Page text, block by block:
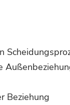
Beziehung